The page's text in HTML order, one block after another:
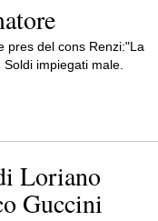
pres del cons Renzi:"La
impiegati male.
Loriano
Guccini